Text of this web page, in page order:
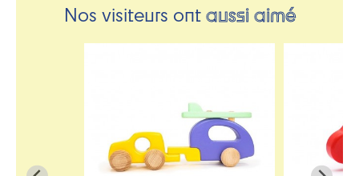
Nos visiteurs ontaussi aimé